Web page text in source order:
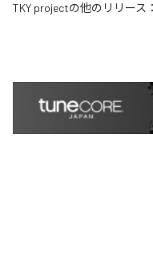
TKY projectの他のリリース：